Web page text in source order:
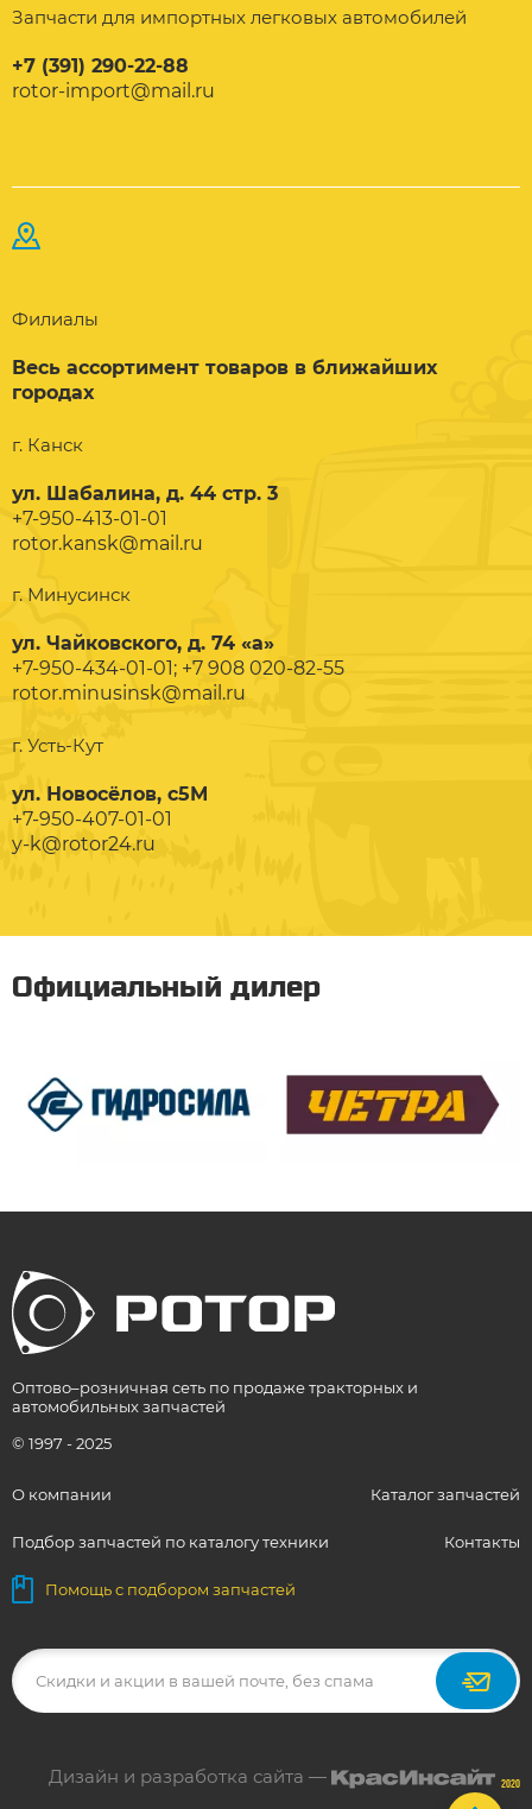
Запчасти для импортных легковых автомобилей
+7 (391) 290-22-88
rotor-import@mail.ru
Филиалы
Весь ассортимент товаров в ближайших
городах
г. Канск
ул. Шабалина, д. 44 стр. 3
+7-950-413-01-01
rotor.kansk@mail.ru
г. Минусинск
ул. Чайковского, д. 74 «а»
+7-950-434-01-01; +7 908 020-82-55
rotor.minusinsk@mail.ru
г. Усть-Кут
ул. Новосёлов, с5М
+7-950-407-01-01
y-k@rotor24.ru
Официальный дилер
Оптово–розничная сеть по продаже тракторных и
автомобильных запчастей
© 1997 - 2025
О компании Каталог запчастей
Подбор запчастей по каталогу техники Контакты
Помощь с подбором запчастей
Дизайн и разработка сайта — 2020